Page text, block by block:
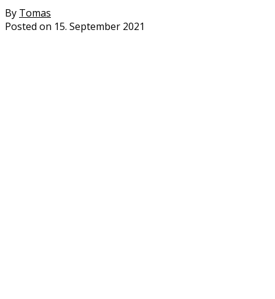
By Tomas
Posted on 15. September 2021